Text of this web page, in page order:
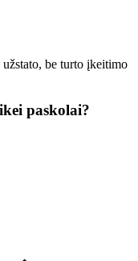
be turto įkeitimo
paskolai?